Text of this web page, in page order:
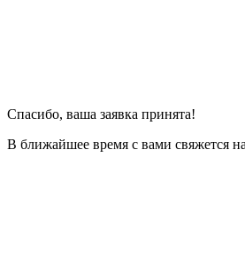
Спасибо, ваша заявка принята!
В ближайшее время с вами свяжется